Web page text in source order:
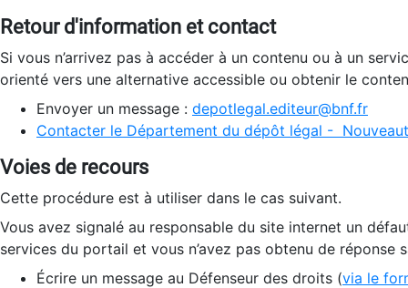
Retour d'information et contact
Si vous n’arrivez pas à accéder à un contenu ou à un
orienté vers une alternative accessible ou obtenir le
Envoyer un message : depotlegal.editeur@bnf.fr
Contacter le Département du dépôt légal -
Voies de recours
Cette procédure est à utiliser dans le cas suivant.
Vous avez signalé au responsable du site internet un
services du portail et vous n’avez pas obtenu de réponse
Écrire un message au Défenseur des droits (via le